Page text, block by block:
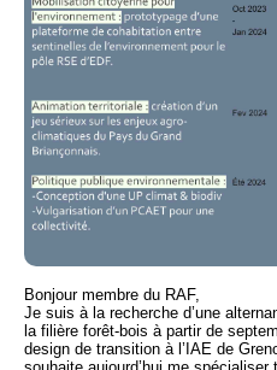
Bonjour membre du RAF,
Je suis à la recherche d’une
la filière forêt-bois à partir de
design de transition à l’IAE de